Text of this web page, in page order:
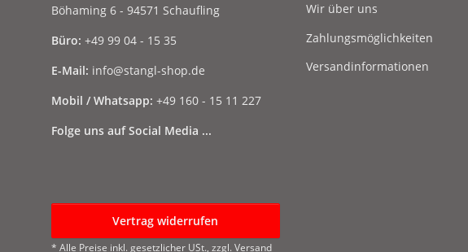
Böhaming 6 - 94571 Schaufling
Büro: +49 99 04 - 15 35
E-Mail: info@stangl-shop.de
Mobil / Whatsapp: +49 160 - 15 11 227
Folge uns auf Social Media ...
Wir über uns
Zahlungsmöglichkeiten
Versandinformationen
Vertrag widerrufen
* Alle Preise inkl. gesetzlicher USt., zzgl. Versand